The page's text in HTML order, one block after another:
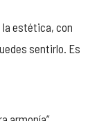
la estética, con
sentirlo. Es